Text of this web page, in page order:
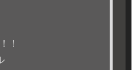
！